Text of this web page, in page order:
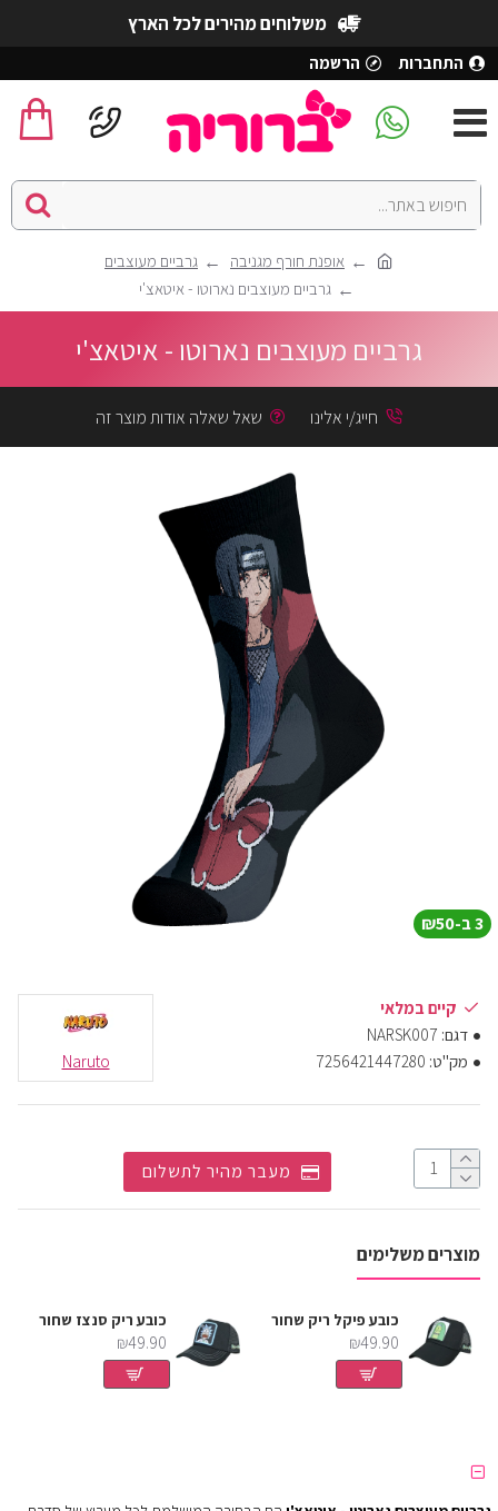
משלוחים מהירים לכל הארץ
התחברות הרשמה
אופנת חורף מגניבה
גרביים מעוצבים
גרביים מעוצבים נארוטו - איטאצ'י
גרביים מעוצבים נארוטו - איטאצ'י
חייג/י אלינו שאל שאלה אודות מוצר זה
3 ב-₪50
קיים במלאי
דגם: NARSK007
מק"ט: 7256421447280
Naruto
מעבר מהיר לתשלום
מוצרים משלימים
כובע פיקל ריק שחור
₪49.90
כובע ריק סנצז שחור
₪49.90